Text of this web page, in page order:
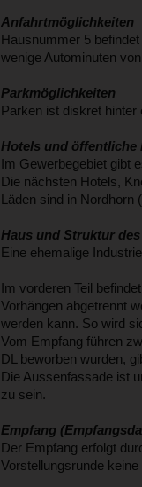
Anfahrtmöglichkeiten
Hausnummer 5
wenige Autominuten
Parkmöglichkeiten
Parken ist diskret
Hotels und öffentliche
Im Gewerbegebiet gibt
Die nächsten Hotels,
Läden sind in
Haus und Struktur
Eine ehemalige
Im vorderen Teil
Vorhängen abgetrennt
werden kann. So wird
Vom Empfang führen
DL beworben wurden,
Die Aussenfassade ist
zu sein.
Empfang
Der Empfang erfolgt
Vorstellungsrunde